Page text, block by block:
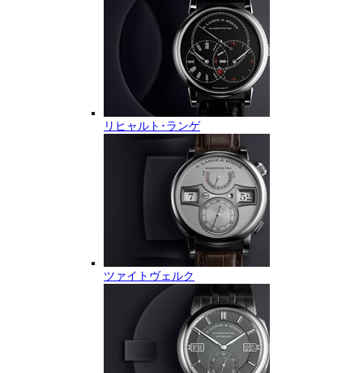
リヒャルト･ランゲ
ツァイトヴェルク